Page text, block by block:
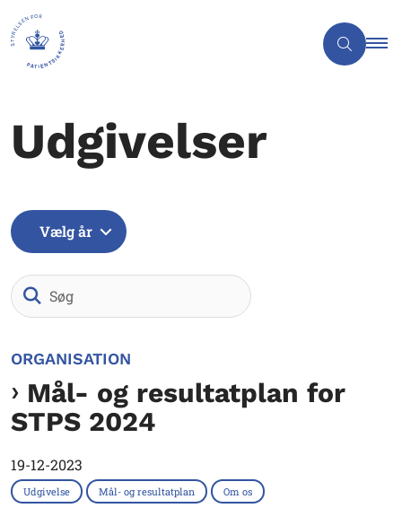
Udgivelser
Vælg år
ORGANISATION
Mål- og resultatplan for
STPS 2024
19-12-2023
Udgivelse Mål- og resultatplan Om os